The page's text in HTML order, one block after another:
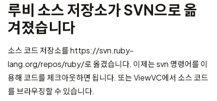
루비 소스 저장소가 SVN으로 옮
겨졌습니다
소스 코드 저장소를https://svn.ruby-
lang.org/repos/ruby/로 옮겼습니다. 이제는 svn 명령어를 이
용해 코드를 체크아웃하면 됩니다. 또는ViewVC에서 소스 코드
를 브라우징할 수 있습니다.